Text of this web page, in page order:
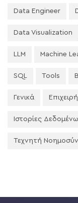
Data Engineer
Data Visualization
LLM Machine
SQL Tools
Γενικά
Ιστορίες
Τεχνητή